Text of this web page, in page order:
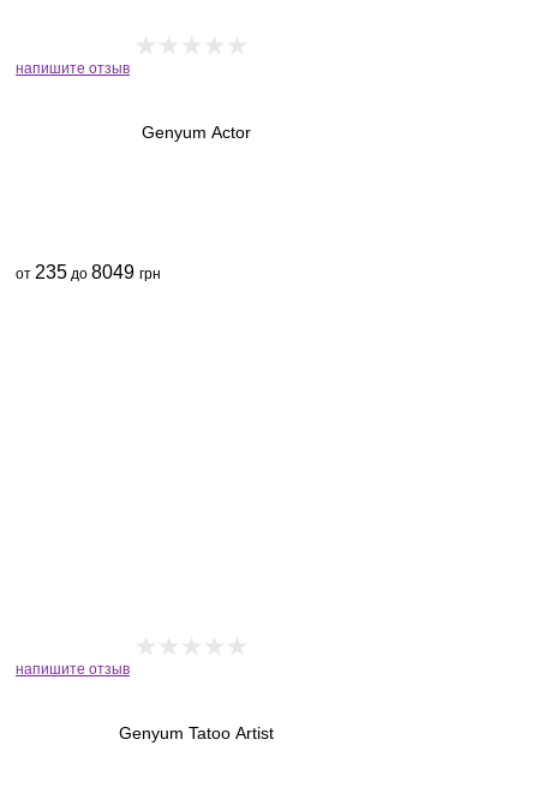
напишите отзыв
Genyum Actor
от 235 до 8049 грн
напишите отзыв
Genyum Tatoo Artist